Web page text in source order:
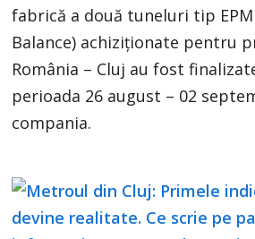
fabrică a două tuneluri tip
Balance) achiziționate pentru
România – Cluj au fost
perioada 26 august – 02
compania.